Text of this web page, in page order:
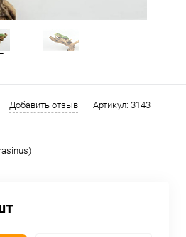
Добавить отзыв Артикул: 3143